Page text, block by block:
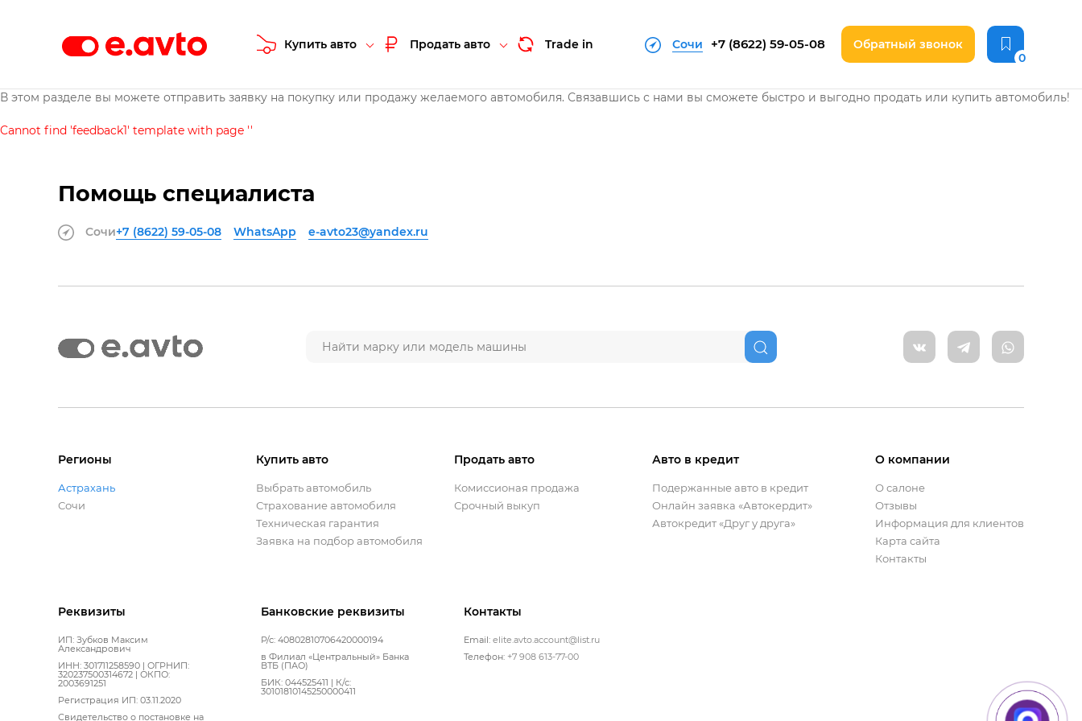
Купить авто Продать авто Trade in Сочи +7 (8622) 59-05-08
Обратный звонок
0
В этом разделе вы можете отправить заявку на покупку или продажу желаемого автомобиля. Связавшись с нами вы сможете быстро и выгодно продать или купить автомобиль!
Cannot find 'feedback1' template with page ''
Помощь специалиста
Сочи+7 (8622) 59-05-08 WhatsApp e-avto23@yandex.ru
Регионы
Астрахань
Сочи
Купить авто
Выбрать автомобиль
Страхование автомобиля
Техническая гарантия
Заявка на подбор автомобиля
Продать авто
Комиссионая продажа
Срочный выкуп
Авто в кредит
Подержанные авто в кредит
Онлайн заявка «Автокердит»
Автокредит «Друг у друга»
О компании
О салоне
Отзывы
Информация для клиентов
Карта сайта
Контакты
Реквизиты
ИП: Зубков Максим
Александрович
ИНН: 301711258590 | ОГРНИП:
320237500314672 | ОКПО:
2003691251
Регистрация ИП: 03.11.2020
Свидетельство о постановке на
Банковские реквизиты
Р/с: 40802810706420000194
в Филиал «Центральный» Банка
ВТБ (ПАО)
БИК: 044525411 | К/с:
30101810145250000411
Контакты
Email: elite.avto.account@list.ru
Телефон: +7 908 613-77-00